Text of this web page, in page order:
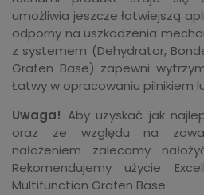
umożliwia jeszcze łatwiejszą
odporny na uszkodzenia
z systemem (Dehydrator,
Grafen Base) zapewni
Łatwy w opracowaniu pilnikiem
Uwaga! Aby uzyskać jak
oraz ze względu na
nałożeniem zalecamy
Rekomendujemy użycie
Multifunction Grafen Base.